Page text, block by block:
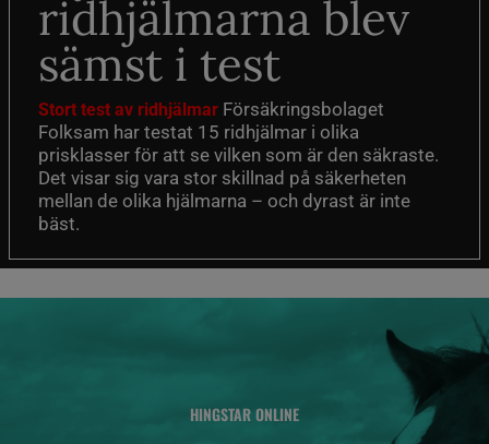
ridhjälmarna blev
sämst i test
Stort test av ridhjälmar Försäkringsbolaget
Folksam har testat 15 ridhjälmar i olika
prisklasser för att se vilken som är den säkraste.
Det visar sig vara stor skillnad på säkerheten
mellan de olika hjälmarna – och dyrast är inte
bäst.
HINGSTAR ONLINE